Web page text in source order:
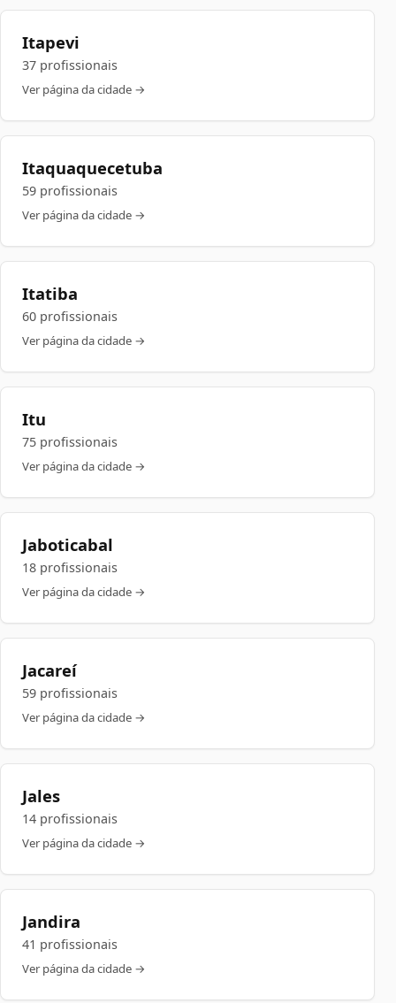
Itapevi
37 profissionais
Ver página da cidade →
Itaquaquecetuba
59 profissionais
Ver página da cidade →
Itatiba
60 profissionais
Ver página da cidade →
Itu
75 profissionais
Ver página da cidade →
Jaboticabal
18 profissionais
Ver página da cidade →
Jacareí
59 profissionais
Ver página da cidade →
Jales
14 profissionais
Ver página da cidade →
Jandira
41 profissionais
Ver página da cidade →